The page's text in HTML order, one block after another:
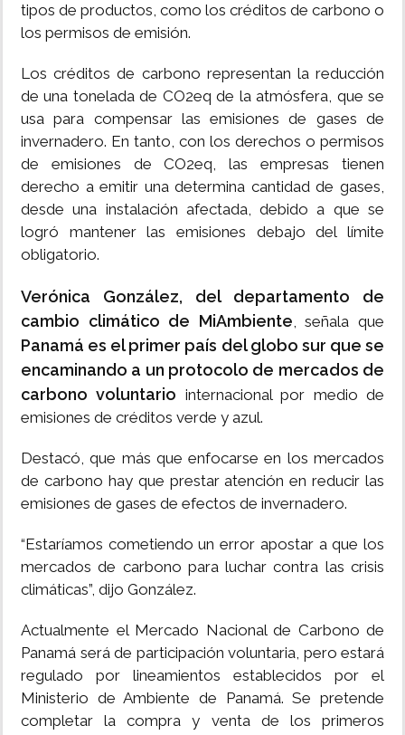
tipos de productos, como los créditos de carbono o
los permisos de emisión.
Los créditos de carbono representan la reducción
de una tonelada de CO2eq de la atmósfera, que se
usa para compensar las emisiones de gases de
invernadero. En tanto, con los derechos o permisos
de emisiones de CO2eq, las empresas tienen
derecho a emitir una determina cantidad de gases,
desde una instalación afectada, debido a que se
logró mantener las emisiones debajo del límite
obligatorio.
Verónica González, del departamento de
cambio climático de MiAmbiente, señala que
Panamá es el primer país del globo sur que se
encaminando a un protocolo de mercados de
carbono voluntario internacional por medio de
emisiones de créditos verde y azul.
Destacó, que más que enfocarse en los mercados
de carbono hay que prestar atención en reducir las
emisiones de gases de efectos de invernadero.
“Estaríamos cometiendo un error apostar a que los
mercados de carbono para luchar contra las crisis
climáticas”, dijo González.
Actualmente el Mercado Nacional de Carbono de
Panamá será de participación voluntaria, pero estará
regulado por lineamientos establecidos por el
Ministerio de Ambiente de Panamá. Se pretende
completar la compra y venta de los primeros